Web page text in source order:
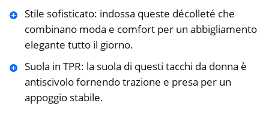
Stile sofisticato: indossa queste décolleté che
combinano moda e comfort per un abbigliamento
elegante tutto il giorno.
Suola in TPR: la suola di questi tacchi da donna è
antiscivolo fornendo trazione e presa per un
appoggio stabile.